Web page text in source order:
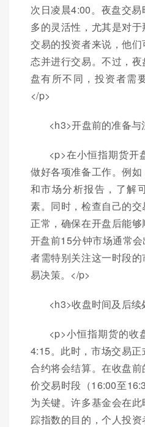
次日凌晨4:00。夜盘交
多的灵活性，尤其是对
交易的投资者来说，他
态并进行交易。不过，
盘有所不同，投资者需
</p>
<h3>开盘前的准备
<p>在小恒指期货开
做好各项准备工作。例
和市场分析报告，了解
素。同时，检查自己的
正常，确保在开盘后能
开盘前15分钟市场通常
者需特别关注这一时段
易决策。</p>
<h3>收盘时间及后续
<p>小恒指期货的收
4:15。此时，市场交易
合约将会结算。在收盘
价交易时段（16:00至
为关键。许多基金会在
踪指数的目的，个人投